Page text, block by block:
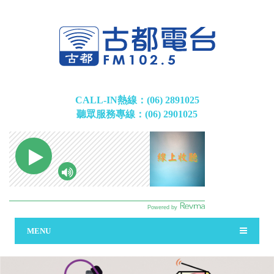
CALL-IN熱線：(06) 2891025
聽眾服務專線：(06) 2901025
MENU